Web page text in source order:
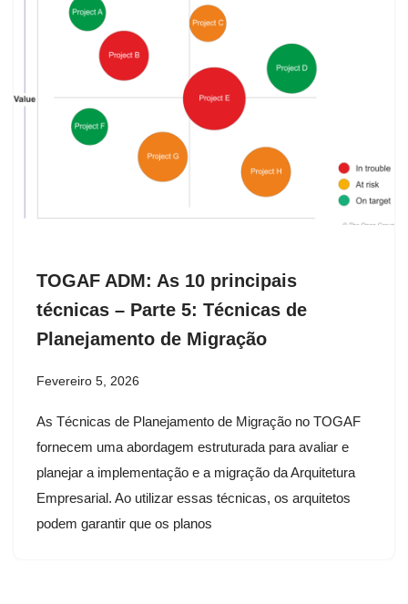
TOGAF ADM: As 10 principais
técnicas – Parte 5: Técnicas de
Planejamento de Migração
Fevereiro 5, 2026
As Técnicas de Planejamento de Migração no TOGAF
fornecem uma abordagem estruturada para avaliar e
planejar a implementação e a migração da Arquitetura
Empresarial. Ao utilizar essas técnicas, os arquitetos
podem garantir que os planos